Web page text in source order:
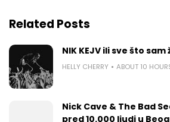
Related Posts
NIK KEJV ili sve što
HELLY CHERRY ABOUT 10
Nick Cave & The Bad
pred 10.000 ljudi u